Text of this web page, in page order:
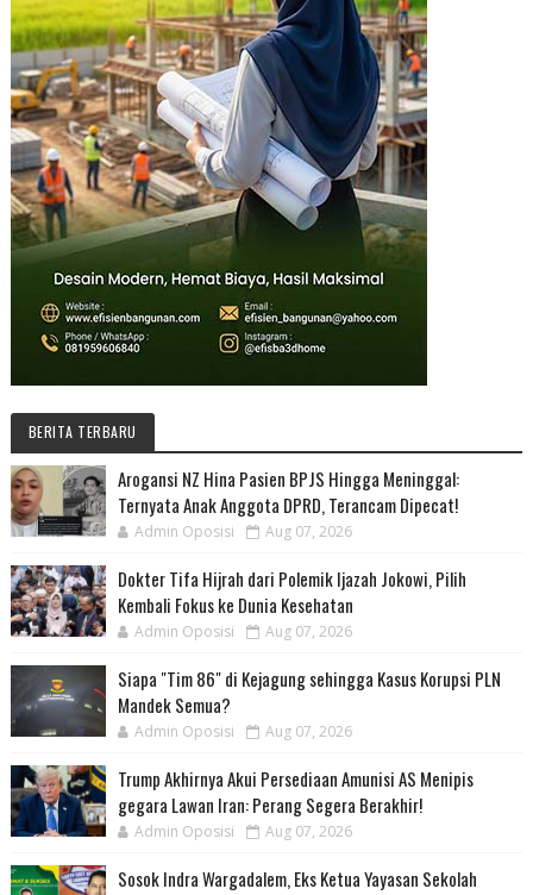
BERITA TERBARU
Arogansi NZ Hina Pasien BPJS Hingga Meninggal:
Ternyata Anak Anggota DPRD, Terancam Dipecat!
Admin Oposisi Aug 07, 2026
Dokter Tifa Hijrah dari Polemik Ijazah Jokowi, Pilih
Kembali Fokus ke Dunia Kesehatan
Admin Oposisi Aug 07, 2026
Siapa "Tim 86" di Kejagung sehingga Kasus Korupsi PLN
Mandek Semua?
Admin Oposisi Aug 07, 2026
Trump Akhirnya Akui Persediaan Amunisi AS Menipis
gegara Lawan Iran: Perang Segera Berakhir!
Admin Oposisi Aug 07, 2026
Sosok Indra Wargadalem, Eks Ketua Yayasan Sekolah